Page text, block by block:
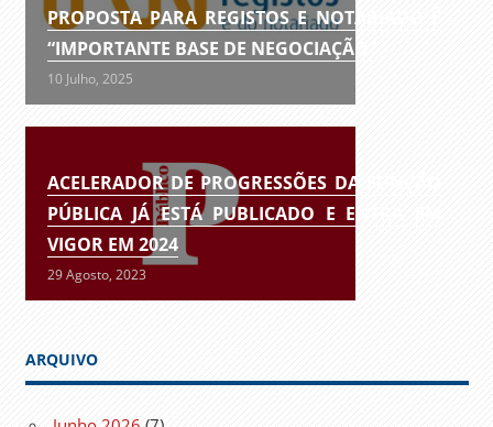
PROPOSTA PARA REGISTOS E NOTARIADO É
“IMPORTANTE BASE DE NEGOCIAÇÃO”
10 Julho, 2025
ACELERADOR DE PROGRESSÕES DA FUNÇÃO
PÚBLICA JÁ ESTÁ PUBLICADO E ENTRA EM
VIGOR EM 2024
29 Agosto, 2023
ARQUIVO